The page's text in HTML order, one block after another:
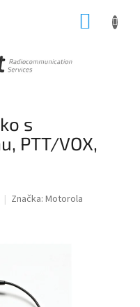
s
PTT/VOX,
Značka: Motorola